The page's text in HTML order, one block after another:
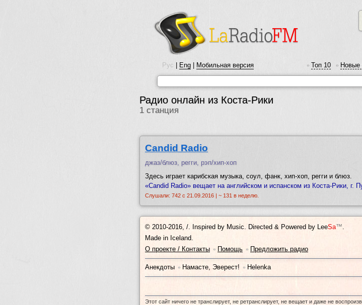
Рус Eng Мобильная версия
Радио онлайн из Коста-Рики
1 станция
Candid Radio
джаз/блюз, регги, рэп/хип-хоп
Здесь играет карибская музыка, соул, фанк, хип-хоп, регги и блюз.
«Candid Radio» вещает на английском и испанском из Коста-Рики, г.
Слушали: 742 с 21.09.2016 | ~ 131 в неделю.
© 2010-2016, /. Inspired by Music. Directed & Powered by LeeSa™.
Made in Iceland.
О проекте / Контакты • Помощь • Предложить радио
Анекдоты • Намасте, Эверест! • Helenka
Этот сайт ничего не транслирует, не ретранслирует, не вещает и даже не
• Топ 10 • Новые